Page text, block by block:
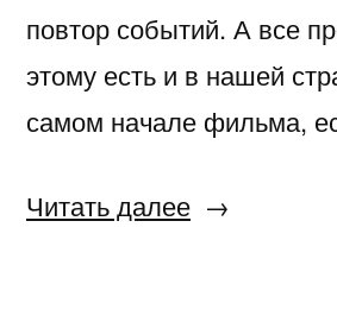
повтор событий. А все
этому есть и в нашей
самом начале фильма,
Читать далее«Ковчег